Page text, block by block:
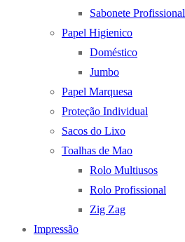
Sabonete Profissional
Papel Higienico
Doméstico
Jumbo
Papel Marquesa
Proteção Individual
Sacos do Lixo
Toalhas de Mao
Rolo Multiusos
Rolo Profissional
Zig Zag
Impressão